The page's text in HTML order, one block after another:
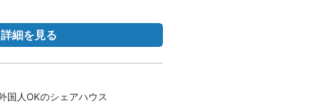
詳細を見る
国人OKのシェアハウス